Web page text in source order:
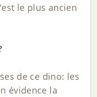
le plus ancien
de ce dino: les
évidence la